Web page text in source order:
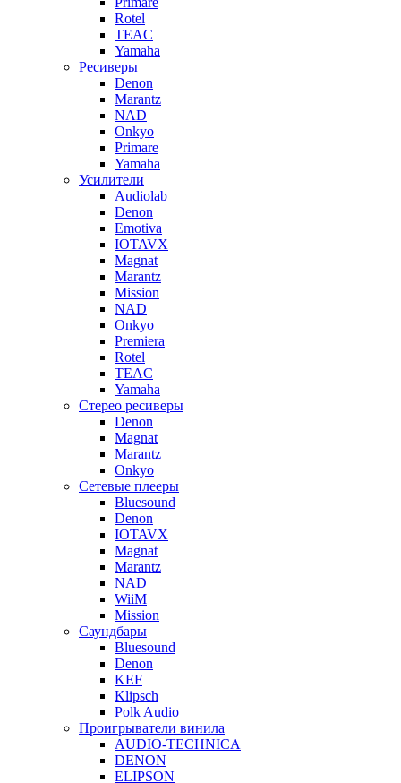
Rotel
TEAC
Yamaha
Ресиверы
Denon
Marantz
NAD
Onkyo
Primare
Yamaha
Усилители
Audiolab
Denon
Emotiva
IOTAVX
Magnat
Marantz
Mission
NAD
Onkyo
Premiera
Rotel
TEAC
Yamaha
Стерео ресиверы
Denon
Magnat
Marantz
Onkyo
Сетевые плееры
Bluesound
Denon
IOTAVX
Magnat
Marantz
NAD
WiiM
Mission
Саундбары
Bluesound
Denon
KEF
Klipsch
Polk Audio
Проигрыватели винила
AUDIO-TECHNICA
DENON
ELIPSON